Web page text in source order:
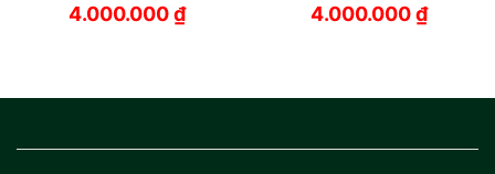
4.000.000₫
4.000.000₫